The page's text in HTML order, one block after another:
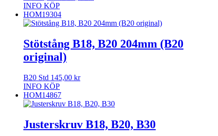
INFO KÖP
HOM19304
Stötstång B18, B20 204mm (B20
original)
B20 Std 145,00 kr
INFO KÖP
HOM14867
Justerskruv B18, B20, B30